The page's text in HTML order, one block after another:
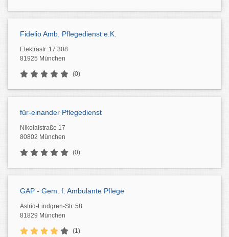
Fidelio Amb. Pflegedienst e.K.
Elektrastr. 17 308
81925 München
(0)
für-einander Pflegedienst
Nikolaistraße 17
80802 München
(0)
GAP - Gem. f. Ambulante Pflege
Astrid-Lindgren-Str. 58
81829 München
(1)